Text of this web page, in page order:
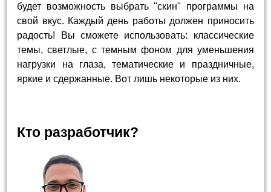
будет возможность выбрать "скин" программы на
свой вкус. Каждый день работы должен приносить
радость! Вы сможете использовать: классические
темы, светлые, с темным фоном для уменьшения
нагрузки на глаза, тематические и праздничные,
яркие и сдержанные. Вот лишь некоторые из них.
Кто разработчик?